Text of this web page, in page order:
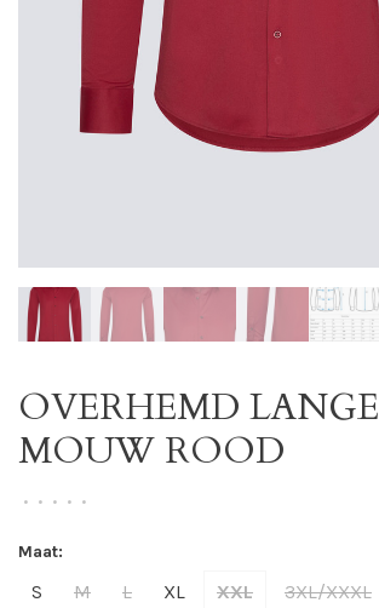
OVERHEMD LANGE
MOUW ROOD
• • • • •
Maat:
S M L XL XXL 3XL/XXXL